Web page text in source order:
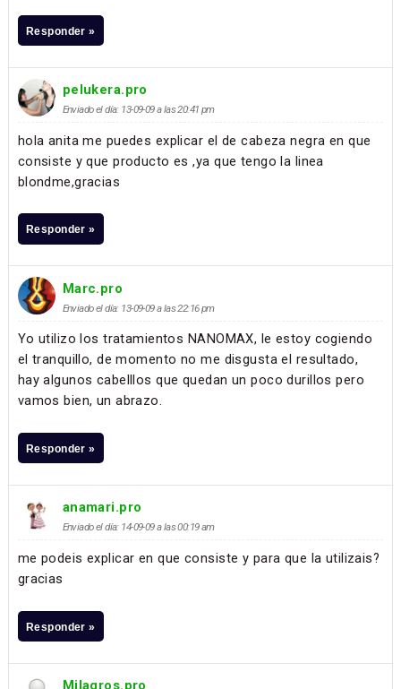
Responder »
pelukera.pro
Enviado el día: 13-09-09 a las 20:41 pm
hola anita me puedes explicar el de cabeza negra en que
consiste y que producto es ,ya que tengo la linea
blondme,gracias
Responder »
Marc.pro
Enviado el día: 13-09-09 a las 22:16 pm
Yo utilizo los tratamientos NANOMAX, le estoy cogiendo
el tranquillo, de momento no me disgusta el resultado,
hay algunos cabelllos que quedan un poco durillos pero
vamos bien, un abrazo.
Responder »
anamari.pro
Enviado el día: 14-09-09 a las 00:19 am
me podeis explicar en que consiste y para que la utilizais?
gracias
Responder »
Milagros.pro